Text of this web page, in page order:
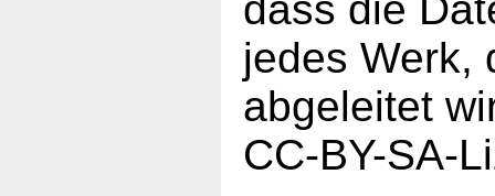
dass die
jedes Werk,
abgeleitet
CC-BY-SA-